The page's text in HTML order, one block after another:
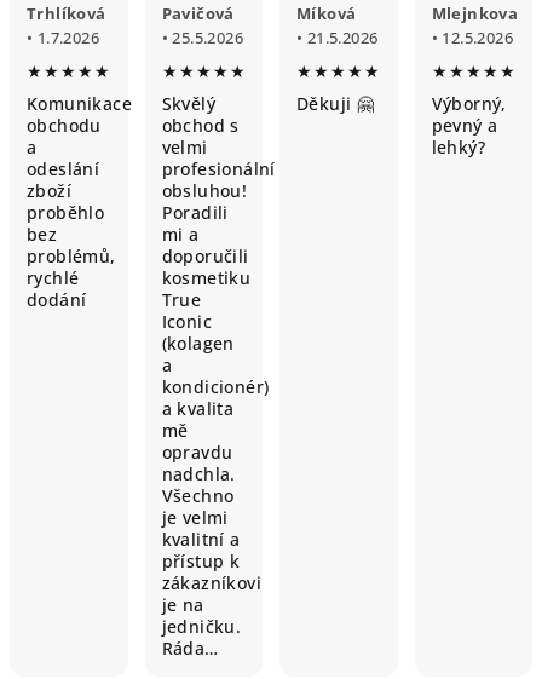
Trhlíková
• 1.7.2026
★★★★★
Komunikace
obchodu
a
odeslání
zboží
proběhlo
bez
problémů,
rychlé
dodání
Pavičová
• 25.5.2026
★★★★★
Skvělý
obchod s
velmi
profesionální
obsluhou!
Poradili
mi a
doporučili
kosmetiku
True
Iconic
(kolagen
a
kondicionér)
a kvalita
mě
opravdu
nadchla.
Všechno
je velmi
kvalitní a
přístup k
zákazníkovi
je na
jedničku.
Ráda…
Míková
• 21.5.2026
★★★★★
Děkuji 🤗
Mlejnkova
• 12.5.2026
★★★★★
Výborný,
pevný a
lehký?